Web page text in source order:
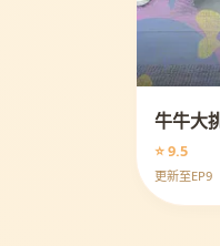
牛牛大
⭐ 9.5
更新至EP9